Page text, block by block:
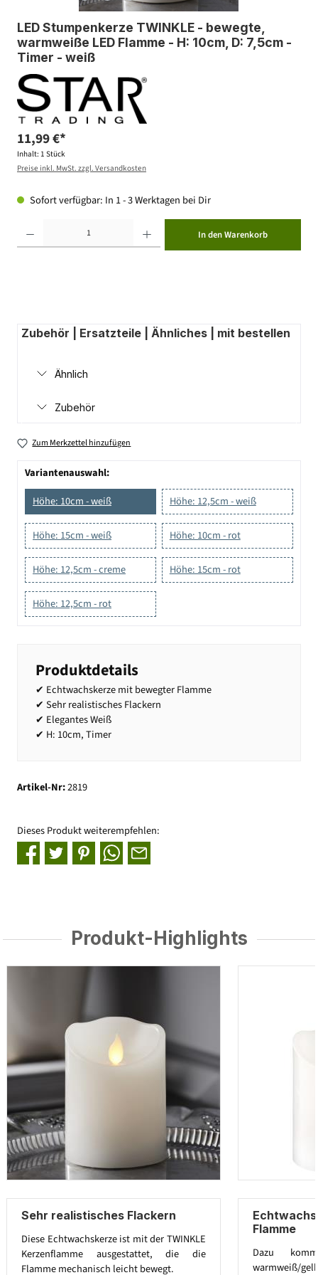
LED Stumpenkerze TWINKLE - bewegte,
warmweiße LED Flamme - H: 10cm, D: 7,5cm -
Timer - weiß
11,99 €*
Inhalt: 1 Stück
Preise inkl. MwSt. zzgl. Versandkosten
Sofort verfügbar: In 1 - 3 Werktagen bei Dir
In den Warenkorb
Zubehör | Ersatzteile | Ähnliches | mit bestellen
Ähnlich
Zubehör
Zum Merkzettel hinzufügen
Variantenauswahl:
Höhe: 10cm - weiß
Höhe: 12,5cm - weiß
Höhe: 15cm - weiß Höhe: 10cm - rot
Höhe: 12,5cm - creme Höhe: 15cm - rot
Höhe: 12,5cm - rot
Produktdetails
✔ Echtwachskerze mit bewegter Flamme
✔ Sehr realistisches Flackern
✔ Elegantes Weiß
✔ H: 10cm, Timer
Artikel-Nr:2819
Dieses Produkt weiterempfehlen:
Produkt-Highlights
Sehr realistisches Flackern
Diese Echtwachskerze ist mit der TWINKLE
Kerzenflamme ausgestattet, die die
Flamme mechanisch leicht bewegt.
Flamme
Dazu
warmweiß/